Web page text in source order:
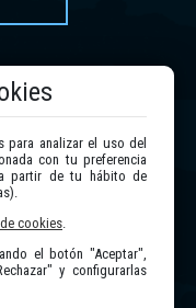
para analizar el uso del
con tu preferencia
partir de tu hábito de
cookies.
el botón "Aceptar",
y configurarlas